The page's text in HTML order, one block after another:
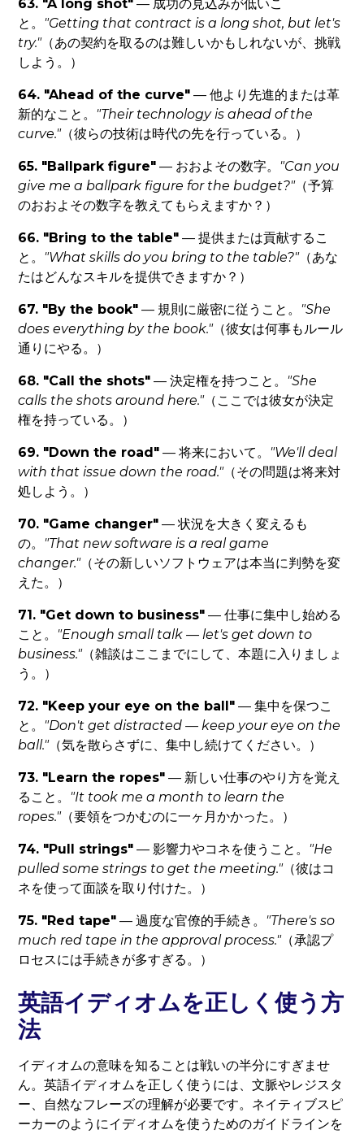
63. "A long shot" — 成功の見込みが低いこ
と。 "Getting that contract is a long shot, but let's
try."（あの契約を取るのは難しいかもしれないが、挑戦
しよう。）
64. "Ahead of the curve" — 他より先進的または革
新的なこと。 "Their technology is ahead of the
curve."（彼らの技術は時代の先を行っている。）
65. "Ballpark figure" — おおよその数字。 "Can you
give me a ballpark figure for the budget?"（予算
のおおよその数字を教えてもらえますか？）
66. "Bring to the table" — 提供または貢献するこ
と。 "What skills do you bring to the table?"（あな
たはどんなスキルを提供できますか？）
67. "By the book" — 規則に厳密に従うこと。 "She
does everything by the book."（彼女は何事もルール
通りにやる。）
68. "Call the shots" — 決定権を持つこと。 "She
calls the shots around here."（ここでは彼女が決定
権を持っている。）
69. "Down the road" — 将来において。 "We'll deal
with that issue down the road."（その問題は将来対
処しよう。）
70. "Game changer" — 状況を大きく変えるも
の。 "That new software is a real game
changer."（その新しいソフトウェアは本当に判勢を変
えた。）
71. "Get down to business" — 仕事に集中し始める
こと。 "Enough small talk — let's get down to
business."（雑談はここまでにして、本題に入りましょ
う。）
72. "Keep your eye on the ball" — 集中を保つこ
と。 "Don't get distracted — keep your eye on the
ball."（気を散らさずに、集中し続けてください。）
73. "Learn the ropes" — 新しい仕事のやり方を覚え
ること。 "It took me a month to learn the
ropes."（要領をつかむのに一ヶ月かかった。）
74. "Pull strings" — 影響力やコネを使うこと。 "He
pulled some strings to get the meeting."（彼はコ
ネを使って面談を取り付けた。）
75. "Red tape" — 過度な官僚的手続き。 "There's so
much red tape in the approval process."（承認プ
ロセスには手続きが多すぎる。）
英語イディオムを正しく使う方
法
イディオムの意味を知ることは戦いの半分にすぎませ
ん。英語イディオムを正しく使うには、文脈やレジスタ
ー、自然なフレーズの理解が必要です。ネイティブスピ
ーカーのようにイディオムを使うためのガイドラインを